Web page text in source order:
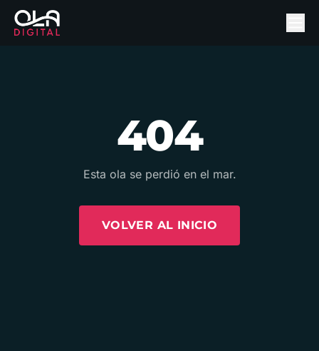
404
Esta ola se perdió en el mar.
VOLVER AL INICIO